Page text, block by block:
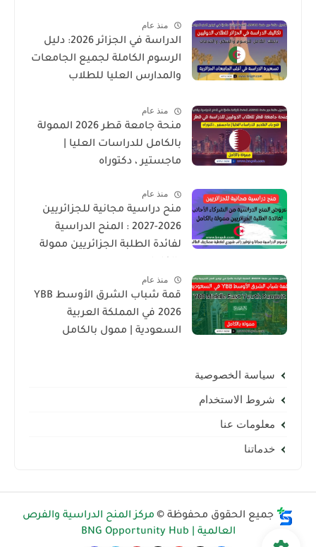
منذ عام
الدراسة في الجزائر 2026: دليل
الرسوم الكاملة لجميع الجامعات
والمدارس العليا للطلاب
منذ عام
منحة جامعة قطر 2026 الممولة
بالكامل للدراسات العليا |
ماجستير ، دكتوراه
منذ عام
منح دراسية مجانية للجزائريين
2026-2027 : المنح الدراسية
لفائدة الطلبة الجزائريين ممولة
منذ عام
قمة شباب الشرق الأوسط YBB
2026 في المملكة العربية
السعودية | ممول بالكامل
سياسة الخصوصية
شروط الاستخدام
معلومات عنا
خدماتنا
جميع الحقوق محفوظة © مركز المنح الدراسية والفرص
العالمية | BNG Opportunity Hub